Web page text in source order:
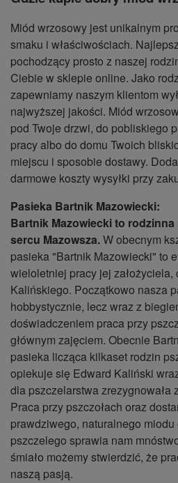
Miód wrzosowy jest unikalnym
smaku i właściwościach.
pochodzący prosto z naszej
Ciebie w sklepie online. Jako
zapewniamy naszym klientom
najwyższej jakości. Miód
pod Twoje drzwi, do pobliskiego
pracy albo do domu Twoich
miejscu i sposobie dostawy.
darmowe koszty wysyłki przy
Pasieka Bartnik Mazowiecki:
Bartnik Mazowiecki to
sercu Mazowsza.W obecnym
pasieka "Bartnik Mazowiecki" to
wieloletniej pracy jej
Kalińskiego. Początkowo nasza
hobbystycznie, lecz wraz z
doświadczeniem praca przy
głównym zajęciem. Obecnie
pasieka licząca kilkaset rodzin
opiekuje się Edward Kaliński
dla pszczelarstwa zrezygnowała
Praca przy pszczołach oraz
prawdziwego, naturalnego miodu
pszczelego sprawia nam
śmiało możemy stwierdzić, że
naszą pasją.